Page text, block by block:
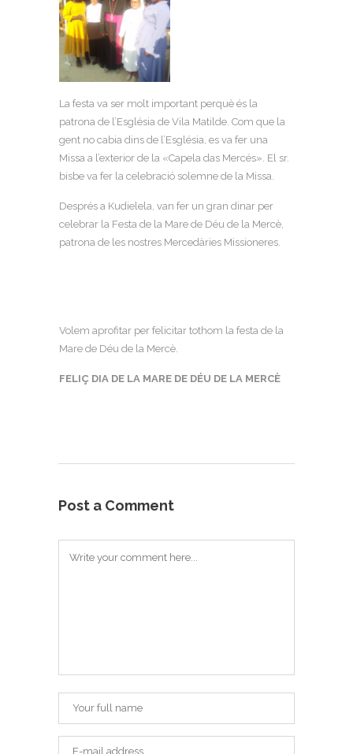
La festa va ser molt important perquè és la
patrona de l’Església de Vila Matilde. Com que la
gent no cabia dins de l’Església, es va fer una
Missa a l’exterior de la «Capela das Mercés». El sr.
bisbe va fer la celebració solemne de la Missa.
Després a Kudielela, van fer un gran dinar per
celebrar la Festa de la Mare de Déu de la Mercè,
patrona de les nostres Mercedàries Missioneres.
Volem aprofitar per felicitar tothom la festa de la
Mare de Déu de la Mercè.
FELIÇ DIA DE LA MARE DE DÉU DE LA MERCÈ
Post a Comment